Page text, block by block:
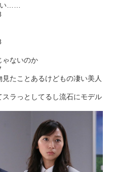
い……
ゃないのか
たことあるけどもの凄い美人
ラっとしてるし流石にモデル